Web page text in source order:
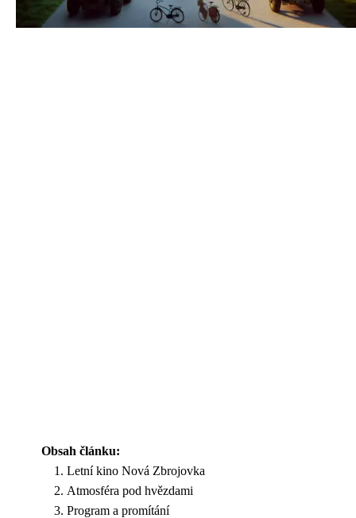
Obsah článku:
Letní kino Nová Zbrojovka
Atmosféra pod hvězdami
Program a promítání